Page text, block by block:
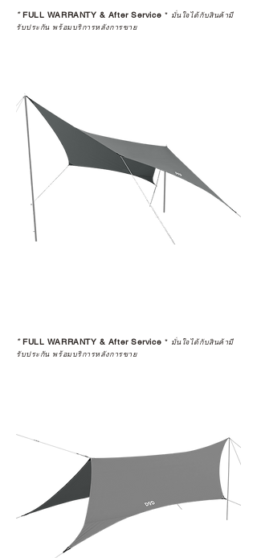
ลง
3 • การ Resell (พ่อค้า-แม่ค้า) สินค้าที่
รายการ 15 วัน
4 • สินค้าใดๆ ก็ตามที่ซื้อจากการ
Resell หรือมีการเปลี่ยนมือผู้ซื้อ จะ
ถือว่าสิ้นสุดการรับประกันสินค้าทุก
5 • สงวนสิทธิ์ในการงดจำหน่ายสินค้า
ทุกรายการให้กับผู้ที่มีประวัติการนำ
สินค้าไปขายต่อ (Resell)
*FULL WARRANTY & After Service * มั่นใจได้กับสินค้ามี
รับประกัน พร้อมบริการหลังการขาย
*FULL WARRANTY & After Service * มั่นใจได้กับสินค้ามี
รับประกัน พร้อมบริการหลังการขาย